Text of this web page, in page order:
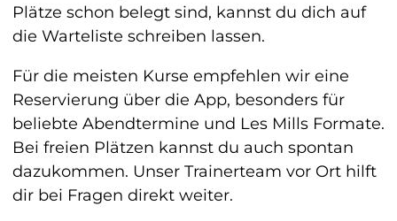
Plätze schon belegt sind, kannst du dich auf
die Warteliste schreiben lassen.
Für die meisten Kurse empfehlen wir eine
Reservierung über die App, besonders für
beliebte Abendtermine und Les Mills Formate.
Bei freien Plätzen kannst du auch spontan
dazukommen. Unser Trainerteam vor Ort hilft
dir bei Fragen direkt weiter.